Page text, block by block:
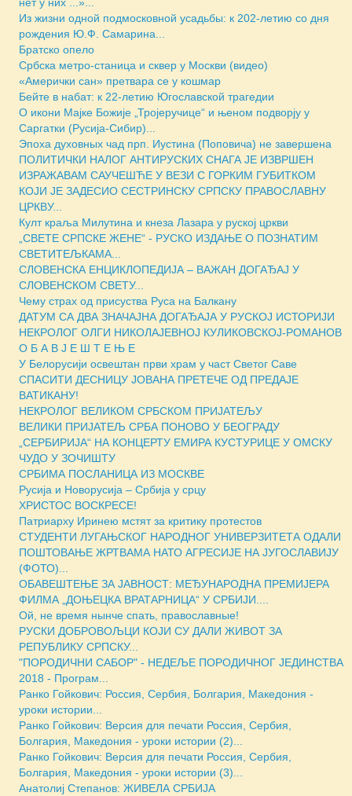
Из жизни одной подмосковной усадьбы: к 202-летию со дня
рождения Ю.Ф. Самарина...
Братско опело
Србска метро-станица и сквер у Москви (видео)
«Амерички сан» претвара се у кошмар
Бейте в набат: к 22-летию Югославской трагедии
О икони Мајке Божије „Тројеручице“ и њеном подворју у
Саргатки (Русија-Сибир)...
Эпоха духовных чад прп. Иустина (Поповича) не завершена
ПОЛИТИЧКИ НАЛОГ АНТИРУСКИХ СНАГА ЈЕ ИЗВРШЕН
ИЗРАЖАВАМ САУЧЕШЋЕ У ВЕЗИ С ГОРКИМ ГУБИТКОМ
КОЈИ ЈЕ ЗАДЕСИО СЕСТРИНСКУ СРПСКУ ПРАВОСЛАВНУ
ЦРКВУ...
Култ краља Милутина и кнеза Лазара у руској цркви
„СВЕТЕ СРПСКЕ ЖЕНЕ“ - РУСКО ИЗДАЊЕ О ПОЗНАТИМ
СВЕТИТЕЉКАМА...
СЛОВЕНСКА ЕНЦИКЛОПЕДИЈА – ВАЖАН ДОГАЂАЈ У
СЛОВЕНСКОМ СВЕТУ...
Чему страх од присуства Руса на Балкану
ДАТУМ СА ДВА ЗНАЧАЈНА ДОГАЂАЈА У РУСКОЈ ИСТОРИЈИ
НЕКРОЛОГ ОЛГИ НИКОЛАЈЕВНОЈ КУЛИКОВСКОЈ-РОМАНОВ
О Б А В Ј Е Ш Т Е Њ Е
У Белорусији освештан први храм у част Светог Саве
СПАСИТИ ДЕСНИЦУ ЈОВАНА ПРЕТЕЧЕ ОД ПРЕДАЈЕ
ВАТИКАНУ!
НЕКРОЛОГ ВЕЛИКОМ СРБСКОМ ПРИЈАТЕЉУ
ВЕЛИКИ ПРИЈАТЕЉ СРБА ПОНОВО У БЕОГРАДУ
„СЕРБИРИЈА“ НА КОНЦЕРТУ ЕМИРА КУСТУРИЦЕ У ОМСКУ
ЧУДО У ЗОЧИШТУ
СРБИМА ПОСЛАНИЦА ИЗ МОСКВЕ
Русија и Новорусија – Србија у срцу
ХРИСТОС ВОСКРЕСЕ!
Патриарху Иринею мстят за критику протестов
СТУДЕНТИ ЛУГАЊСКОГ НАРОДНОГ УНИВЕРЗИТЕТА ОДАЛИ
ПОШТОВАЊЕ ЖРТВАМА НАТО АГРЕСИЈЕ НА ЈУГОСЛАВИЈУ
(ФОТО)...
ОБАВЕШТЕЊЕ ЗА ЈАВНОСТ: МЕЂУНАРОДНА ПРЕМИЈЕРА
ФИЛМА „ДОЊЕЦКА ВРАТАРНИЦА“ У СРБИЈИ....
Ой, не время нынче спать, православные!
РУСКИ ДОБРОВОЉЦИ КОЈИ СУ ДАЛИ ЖИВОТ ЗА
РЕПУБЛИКУ СРПСКУ...
"ПОРОДИЧНИ САБОР" - НЕДЕЉE ПОРОДИЧНОГ ЈЕДИНСТВА
2018 - Програм...
Ранко Гойкович: Россия, Сербия, Болгария, Македония -
уроки истории...
Ранко Гойкович: Версия для печати Россия, Сербия,
Болгария, Македония - уроки истории (2)...
Ранко Гойкович: Версия для печати Россия, Сербия,
Болгария, Македония - уроки истории (3)...
Анатолиј Степанов: ЖИВЕЛА СРБИЈА